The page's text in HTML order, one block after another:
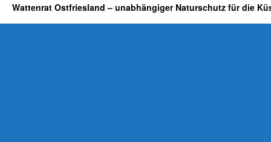
Wattenrat Ostfriesland – unabhängiger Naturschutz für die